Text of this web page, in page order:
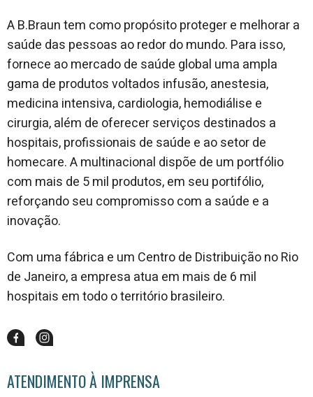
A B.Braun tem como propósito proteger e melhorar a
saúde das pessoas ao redor do mundo. Para isso,
fornece ao mercado de saúde global uma ampla
gama de produtos voltados infusão, anestesia,
medicina intensiva, cardiologia, hemodiálise e
cirurgia, além de oferecer serviços destinados a
hospitais, profissionais de saúde e ao setor de
homecare. A multinacional dispõe de um portfólio
com mais de 5 mil produtos, em seu portifólio,
reforçando seu compromisso com a saúde e a
inovação.
Com uma fábrica e um Centro de Distribuição no Rio
de Janeiro, a empresa atua em mais de 6 mil
hospitais em todo o território brasileiro.
ATENDIMENTO À IMPRENSA